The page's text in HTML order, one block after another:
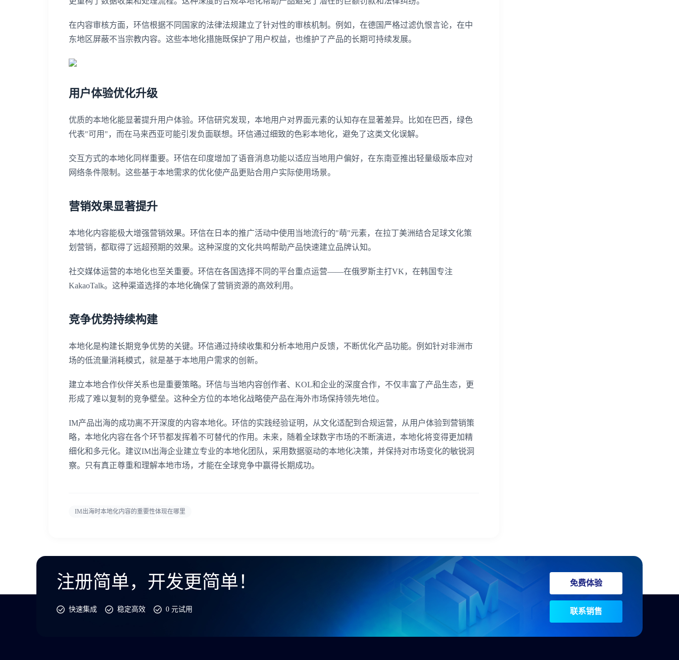
在内容审核方面，环信根据不同国家的法律法规建立了针对性的审核机制。例如，在德国严格过滤仇恨言论，在中
东地区屏蔽不当宗教内容。这些本地化措施既保护了用户权益，也维护了产品的长期可持续发展。
用户体验优化升级
优质的本地化能显著提升用户体验。环信研究发现，本地用户对界面元素的认知存在显著差异。比如在巴西，绿色
代表"可用"，而在马来西亚可能引发负面联想。环信通过细致的色彩本地化，避免了这类文化误解。
交互方式的本地化同样重要。环信在印度增加了语音消息功能以适应当地用户偏好，在东南亚推出轻量级版本应对
网络条件限制。这些基于本地需求的优化使产品更贴合用户实际使用场景。
营销效果显著提升
本地化内容能极大增强营销效果。环信在日本的推广活动中使用当地流行的"萌"元素，在拉丁美洲结合足球文化策
划营销，都取得了远超预期的效果。这种深度的文化共鸣帮助产品快速建立品牌认知。
社交媒体运营的本地化也至关重要。环信在各国选择不同的平台重点运营——在俄罗斯主打VK，在韩国专注
KakaoTalk。这种渠道选择的本地化确保了营销资源的高效利用。
竞争优势持续构建
本地化是构建长期竞争优势的关键。环信通过持续收集和分析本地用户反馈，不断优化产品功能。例如针对非洲市
场的低流量消耗模式，就是基于本地用户需求的创新。
建立本地合作伙伴关系也是重要策略。环信与当地内容创作者、KOL和企业的深度合作，不仅丰富了产品生态，更
形成了难以复制的竞争壁垒。这种全方位的本地化战略使产品在海外市场保持领先地位。
IM产品出海的成功离不开深度的内容本地化。环信的实践经验证明，从文化适配到合规运营，从用户体验到营销策
略，本地化内容在各个环节都发挥着不可替代的作用。未来，随着全球数字市场的不断演进，本地化将变得更加精
细化和多元化。建议IM出海企业建立专业的本地化团队，采用数据驱动的本地化决策，并保持对市场变化的敏锐洞
察。只有真正尊重和理解本地市场，才能在全球竞争中赢得长期成功。
IM出海时本地化内容的重要性体现在哪里
注册简单，开发更简单！
快速集成 稳定高效 0 元试用
免费体验
联系销售
登录即时通讯云
登录客服云